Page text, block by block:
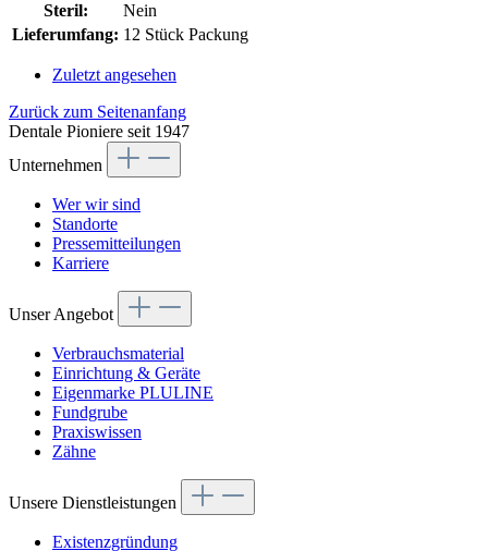
Steril:
Nein
Lieferumfang: 12 Stück Packung
Zuletzt angesehen
Zurück zum Seitenanfang
Dentale Pioniere seit 1947
Unternehmen
Wer wir sind
Standorte
Pressemitteilungen
Karriere
Unser Angebot
Verbrauchsmaterial
Einrichtung & Geräte
Eigenmarke PLULINE
Fundgrube
Praxiswissen
Zähne
Unsere Dienstleistungen
Existenzgründung